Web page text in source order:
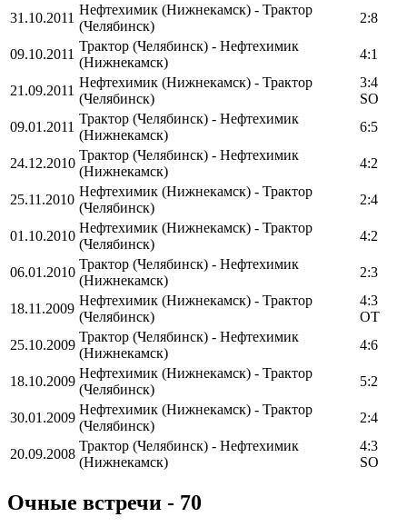
31.10.2011
Нефтехимик (Нижнекамск) - Трактор
(Челябинск)
2:8
09.10.2011
Трактор (Челябинск) - Нефтехимик
(Нижнекамск)
4:1
21.09.2011
Нефтехимик (Нижнекамск) - Трактор
(Челябинск)
3:4
SO
09.01.2011
Трактор (Челябинск) - Нефтехимик
(Нижнекамск)
6:5
24.12.2010
Трактор (Челябинск) - Нефтехимик
(Нижнекамск)
4:2
25.11.2010
Нефтехимик (Нижнекамск) - Трактор
(Челябинск)
2:4
01.10.2010
Нефтехимик (Нижнекамск) - Трактор
(Челябинск)
4:2
06.01.2010
Трактор (Челябинск) - Нефтехимик
(Нижнекамск)
2:3
18.11.2009
Нефтехимик (Нижнекамск) - Трактор
(Челябинск)
4:3
OT
25.10.2009
Трактор (Челябинск) - Нефтехимик
(Нижнекамск)
4:6
18.10.2009
Нефтехимик (Нижнекамск) - Трактор
(Челябинск)
5:2
30.01.2009
Нефтехимик (Нижнекамск) - Трактор
(Челябинск)
2:4
20.09.2008
Трактор (Челябинск) - Нефтехимик
(Нижнекамск)
4:3
SO
Очные встречи - 70